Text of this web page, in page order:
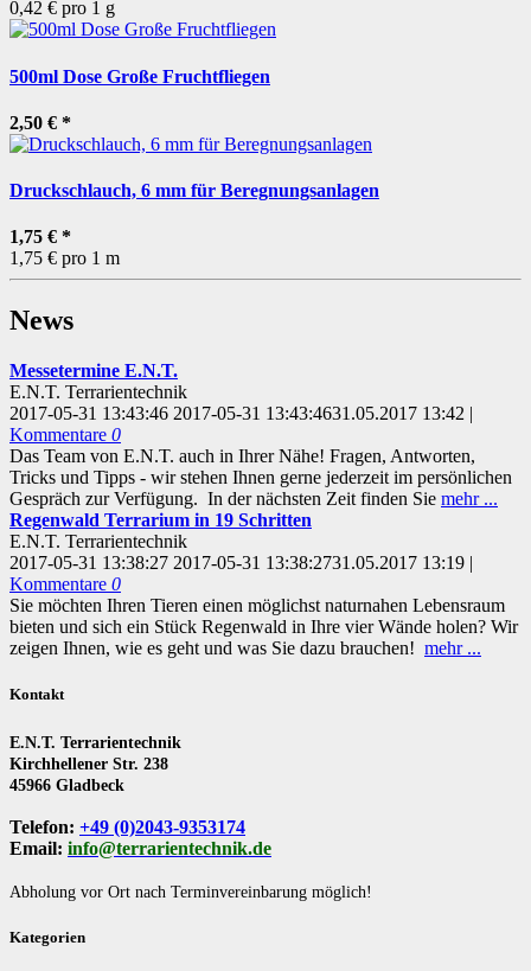
0,42 € pro 1 g
500ml Dose Große Fruchtfliegen
2,50 € *
Druckschlauch, 6 mm für Beregnungsanlagen
1,75 € *
1,75 € pro 1 m
News
Messetermine E.N.T.
E.N.T. Terrarientechnik
2017-05-31 13:43:46 2017-05-31 13:43:4631.05.2017 13:42 |
Kommentare 0
Das Team von E.N.T. auch in Ihrer Nähe! Fragen, Antworten,
Tricks und Tipps - wir stehen Ihnen gerne jederzeit im persönlichen
Gespräch zur Verfügung. In der nächsten Zeit finden Sie mehr ...
Regenwald Terrarium in 19 Schritten
E.N.T. Terrarientechnik
2017-05-31 13:38:27 2017-05-31 13:38:2731.05.2017 13:19 |
Kommentare 0
Sie möchten Ihren Tieren einen möglichst naturnahen Lebensraum
bieten und sich ein Stück Regenwald in Ihre vier Wände holen? Wir
zeigen Ihnen, wie es geht und was Sie dazu brauchen! mehr ...
Kontakt
E.N.T. Terrarientechnik
Kirchhellener Str. 238
45966 Gladbeck
Telefon: +49 (0)2043-9353174
Email: info@terrarientechnik.de
Abholung vor Ort nach Terminvereinbarung möglich!
Kategorien